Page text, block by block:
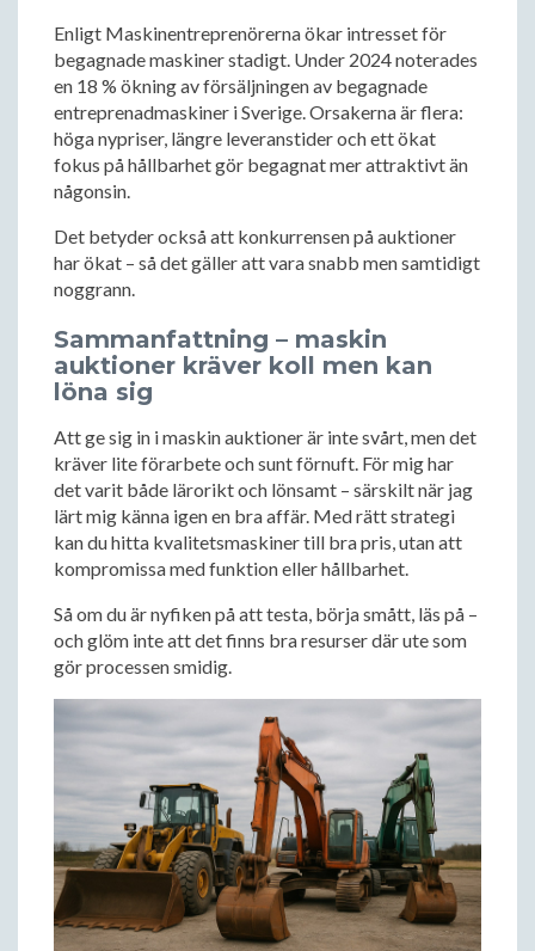
Enligt Maskinentreprenörerna ökar intresset för
begagnade maskiner stadigt. Under 2024 noterades
en 18 % ökning av försäljningen av begagnade
entreprenadmaskiner i Sverige. Orsakerna är flera:
höga nypriser, längre leveranstider och ett ökat
fokus på hållbarhet gör begagnat mer attraktivt än
någonsin.
Det betyder också att konkurrensen på auktioner
har ökat – så det gäller att vara snabb men samtidigt
noggrann.
Sammanfattning – maskin
auktioner kräver koll men kan
löna sig
Att ge sig in i maskin auktioner är inte svårt, men det
kräver lite förarbete och sunt förnuft. För mig har
det varit både lärorikt och lönsamt – särskilt när jag
lärt mig känna igen en bra affär. Med rätt strategi
kan du hitta kvalitetsmaskiner till bra pris, utan att
kompromissa med funktion eller hållbarhet.
Så om du är nyfiken på att testa, börja smått, läs på –
och glöm inte att det finns bra resurser där ute som
gör processen smidig.